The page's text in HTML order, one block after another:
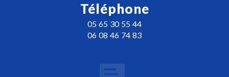
Téléphone
05 65 30 55 44
06 08 46 74 83